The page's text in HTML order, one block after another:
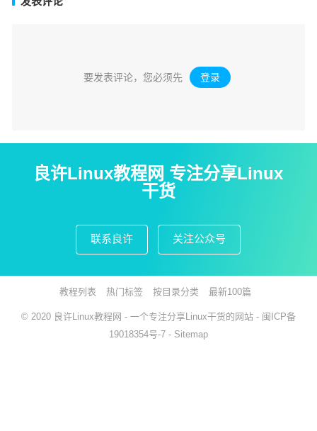
要发表评论，您必须先 登录 。
良许Linux教程网 专注分享Linux
干货
联系良许 关注公众号
教程列表 热门标签 按目录分类 最新100篇
© 2020 良许Linux教程网 - 一个专注分享Linux干货的网站 - 闽ICP备
19018354号-7 - Sitemap